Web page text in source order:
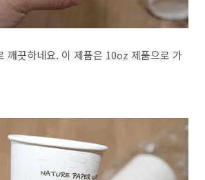
깨끗하네요. 이 제품은 10oz 제품으로 가